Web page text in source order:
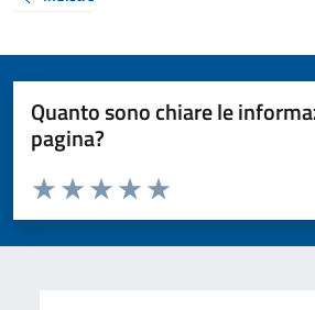
Quanto sono chiare le
pagina?
Valuta da 1 a 5 stelle la pagina
Valuta 5 stelle su 5
Valuta 4 stelle su 5
Valuta 3 stelle su 5
Valuta 2 stelle su 5
Valuta 1 stelle su 5